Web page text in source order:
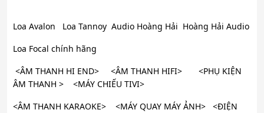
Loa Avalon Loa Tannoy Audio Hoàng Hải Hoàng Hải Audio
Loa Focal chính hãng
<ÂM THANH HI END> <ÂM THANH HIFI> <PHỤ KIỆN
ÂM THANH > <MÁY CHIẾU TIVI>
<ÂM THANH KARAOKE> <MÁY QUAY MÁY ẢNH> <ĐIỆN